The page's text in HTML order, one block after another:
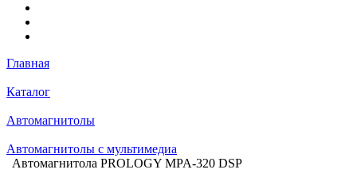
Главная
Каталог
Автомагнитолы
Автомагнитолы с мультимедиа
Автомагнитола PROLOGY MPA-320 DSP